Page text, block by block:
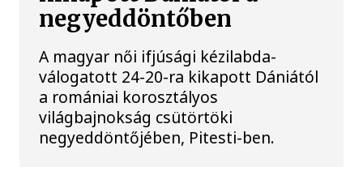
negyeddöntőben
A magyar női ifjúsági kézilabda-
válogatott 24-20-ra kikapott Dániától
a romániai korosztályos
világbajnokság csütörtöki
negyeddöntőjében, Pitesti-ben.